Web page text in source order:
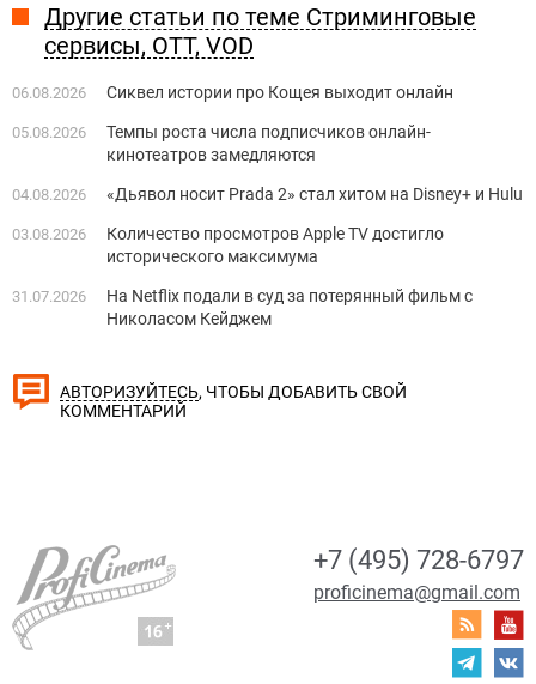
Другие статьи по теме Стриминговые
сервисы, OTT, VOD
06.08.2026 Сиквел истории про Кощея выходит онлайн
05.08.2026
Темпы роста числа подписчиков онлайн-
кинотеатров замедляются
04.08.2026 «Дьявол носит Prada 2» стал хитом на Disney+ и Hulu
03.08.2026
Количество просмотров Apple TV достигло
исторического максимума
31.07.2026
На Netflix подали в суд за потерянный фильм с
Николасом Кейджем
АВТОРИЗУЙТЕСЬ, ЧТОБЫ ДОБАВИТЬ СВОЙ
КОММЕНТАРИЙ
+7 (495) 728-6797
proficinema@gmail.com